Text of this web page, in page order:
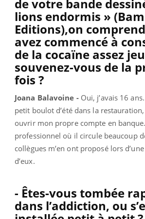
de votre bande
lions endormis »
Editions),on
avez commencé à
de la cocaïne assez
souvenez-vous de la
fois ?
Joana Balavoine -Oui, j’avais 16 ans.
petit boulot d’été dans la
ouvrir mon propre compte en
professionnel où il circule beaucoup
collègues m’en ont proposé lors
d’eux.
- Êtes-vous tombée
dans l’addiction, ou